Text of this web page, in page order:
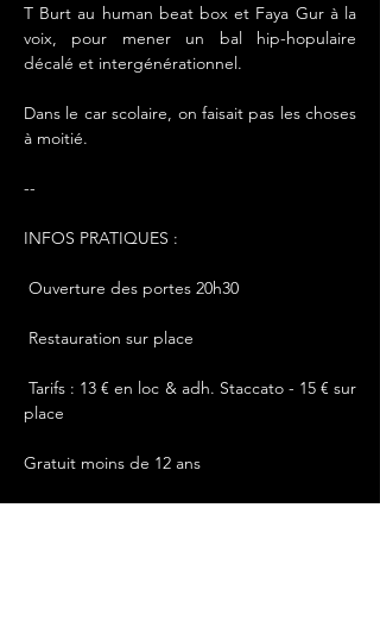
T Burt au human beat box et Faya Gur à la
voix, pour mener un bal hip-hopulaire
décalé et intergénérationnel.
Dans le car scolaire, on faisait pas les choses
à moitié.
--
INFOS PRATIQUES :
​ Ouverture des portes 20h30
​​ Restauration sur place
​ Tarifs : 13 € en loc & adh. Staccato - 15 € sur
place
Gratuit moins de 12 ans